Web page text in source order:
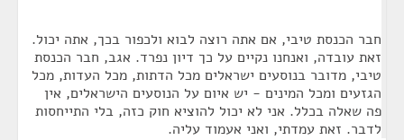
חבר הכנסת טיבי, אם אתה רוצה לבוא ולכפור בכך, אתה יכול.
זאת עובדה, ואנחנו נקיים על כך דיון נפרד. אגב, חבר הכנסת
טיבי, מדובר בנוסעים ישראלים מכל הדתות, מכל העדות, מכל
הגזעים ומכל המינים - יש איום על הנוסעים הישראלים, אין
פה שאלה בכלל. אני לא יכול להוציא חוק כזה, בלי התייחסות
לדבר. זאת עמדתי, ואני אעמוד עליה.